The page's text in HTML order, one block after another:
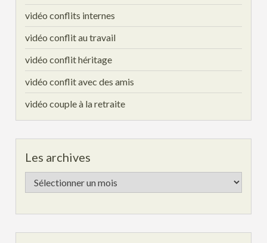
vidéo conflits internes
vidéo conflit au travail
vidéo conflit héritage
vidéo conflit avec des amis
vidéo couple à la retraite
Les archives
Les
archives